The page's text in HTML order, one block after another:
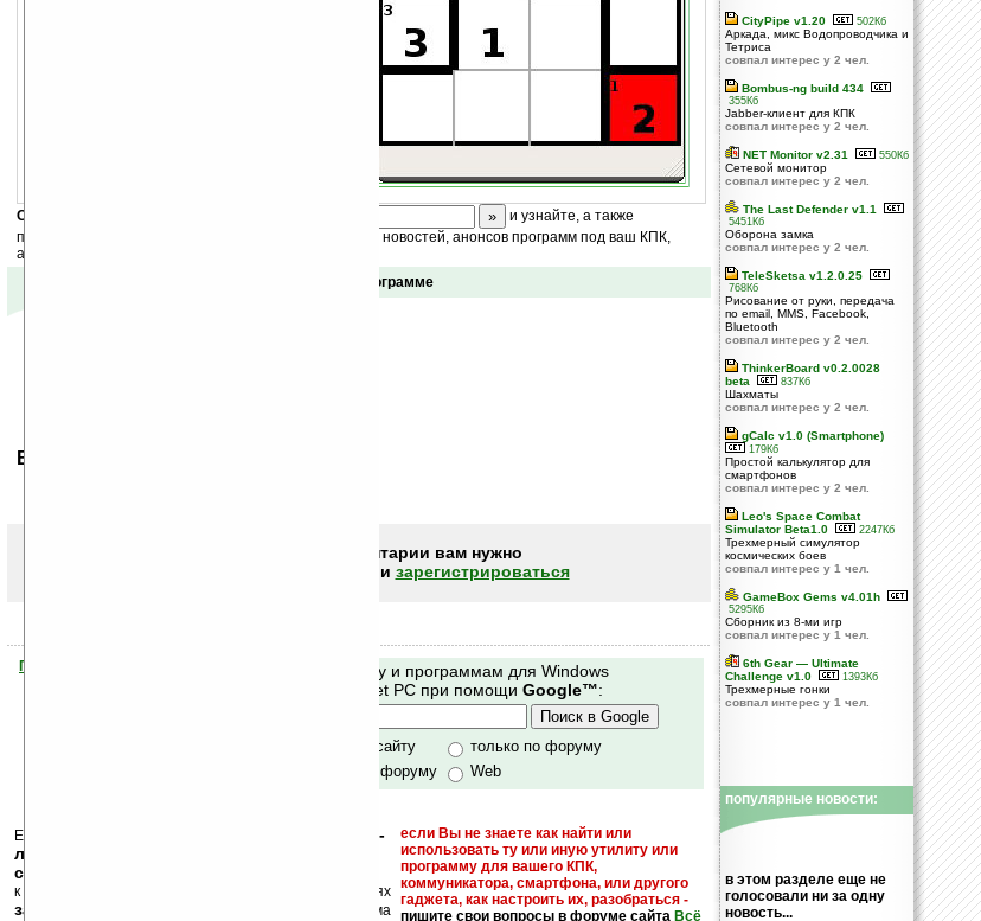
Скоро
и узнайте, а также
получайте ежедневный или еженедельный дайджест новостей, анонсов программ под ваш КПК,
акций сайта на ваш почтовый ящик.
Отзывы о программе
Ваше мнение будет первым.
Чтобы писать комментарии вам нужно
или зарегистрироваться
Помогите Ладошкам стать лучше
Поиск по сайту и программам для Windows
Mobile и Pocket PC при помощи Google™:
только по сайту
только по форуму
по сайту и форуму
Web
Еще раз обращаем внимание, что
кейгены, кряки -
лекарства, серийные номера, ключи и
ссылки на варезные сайты
если Вы не знаете как найти или
использовать ту или иную утилиту или
программу для вашего КПК,
коммуникатора, смартфона, или другого
гаджета, как настроить их, разобраться -
пишите свои вопросы в форуме сайта Всё
к публикации на нашем сайте в комментариях
запрещены
, как и несанкционированная реклама
CityPipe v1.20 502Кб
Аркада, микс Водопроводчика и
Тетриса
совпал интерес у 2 чел.
Bombus-ng build 434
355Кб
Jabber-клиент для КПК
совпал интерес у 2 чел.
NET Monitor v2.31 550Кб
Сетевой монитор
совпал интерес у 2 чел.
The Last Defender v1.1
5451Кб
Оборона замка
совпал интерес у 2 чел.
TeleSketsa v1.2.0.25
768Кб
Рисование от руки, передача
по email, MMS, Facebook,
Bluetooth
совпал интерес у 2 чел.
ThinkerBoard v0.2.0028
beta
837Кб
Шахматы
совпал интерес у 2 чел.
gCalc v1.0 (Smartphone)
179Кб
Простой калькулятор для
смартфонов
совпал интерес у 2 чел.
Leo's Space Combat
Simulator Beta1.0
2247Кб
Трехмерный симулятор
космических боев
совпал интерес у 1 чел.
GameBox Gems v4.01h
5295Кб
Сборник из 8-ми игр
совпал интерес у 1 чел.
6th Gear — Ultimate
Challenge v1.0
1393Кб
Трехмерные гонки
совпал интерес у 1 чел.
популярные новости:
в этом разделе еще не
голосовали ни за одну
новость...